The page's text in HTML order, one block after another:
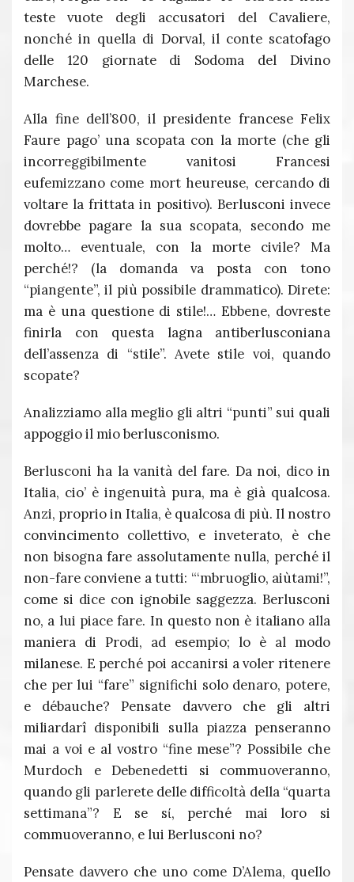
teste vuote degli accusatori del Cavaliere,
nonché in quella di Dorval, il conte scatofago
delle 120 giornate di Sodoma del Divino
Marchese.
Alla fine dell’800, il presidente francese Felix
Faure pago’ una scopata con la morte (che gli
incorreggibilmente vanitosi Francesi
eufemizzano come mort heureuse, cercando di
voltare la frittata in positivo). Berlusconi invece
dovrebbe pagare la sua scopata, secondo me
molto… eventuale, con la morte civile? Ma
perché!? (la domanda va posta con tono
“piangente”, il più possibile drammatico). Direte:
ma è una questione di stile!… Ebbene, dovreste
finirla con questa lagna antiberlusconiana
dell’assenza di “stile”. Avete stile voi, quando
scopate?
Analizziamo alla meglio gli altri “punti” sui quali
appoggio il mio berlusconismo.
Berlusconi ha la vanità del fare. Da noi, dico in
Italia, cio’ è ingenuità pura, ma è già qualcosa.
Anzi, proprio in Italia, è qualcosa di più. Il nostro
convincimento collettivo, e inveterato, è che
non bisogna fare assolutamente nulla, perché il
non-fare conviene a tutti: “‘mbruoglio, aiùtami!”,
come si dice con ignobile saggezza. Berlusconi
no, a lui piace fare. In questo non è italiano alla
maniera di Prodi, ad esempio; lo è al modo
milanese. E perché poi accanirsi a voler ritenere
che per lui “fare” significhi solo denaro, potere,
e débauche? Pensate davvero che gli altri
miliardarî disponibili sulla piazza penseranno
mai a voi e al vostro “fine mese”? Possibile che
Murdoch e Debenedetti si commuoveranno,
quando gli parlerete delle difficoltà della “quarta
settimana”? E se sί, perché mai loro si
commuoveranno, e lui Berlusconi no?
Pensate davvero che uno come D’Alema, quello